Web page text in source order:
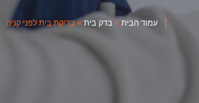
עמוד הבית » בדק בית »בדיקת בית לפני קניה